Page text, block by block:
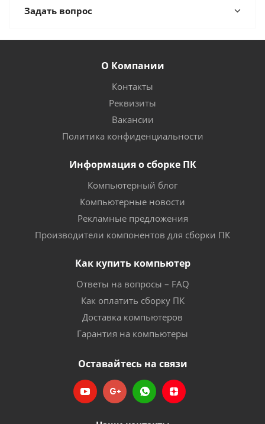
Задать вопрос
О Компании
Контакты
Реквизиты
Вакансии
Политика конфиденциальности
Информация о сборке ПК
Компьютерный блог
Компьютерные новости
Рекламные предложения
Производители компонентов для сборки ПК
Как купить компьютер
Ответы на вопросы – FAQ
Как оплатить сборку ПК
Доставка компьютеров
Гарантия на компьютеры
Оставайтесь на связи